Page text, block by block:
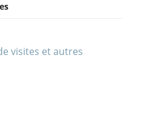
visites et autres